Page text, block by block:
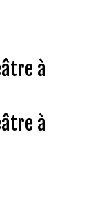
à
à